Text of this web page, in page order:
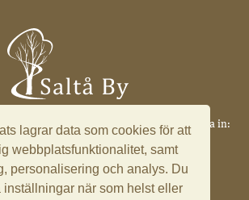
lagrar data som cookies för att
webbplatsfunktionalitet, samt
personalisering och analys. Du
inställningar när som helst eller
·info@saltaby.se 08 551 501 49 ·Logga in:
Ledningssystem